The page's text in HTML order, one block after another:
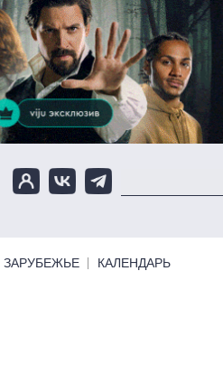
ЗАРУБЕЖЬЕ КАЛЕНДАРЬ